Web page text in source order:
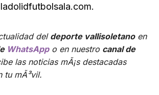
del deporte vallisoletanoen
WhatsAppo en nuestro canal de
las noticias mÃ¡s destacadas
tu mÃ³vil.